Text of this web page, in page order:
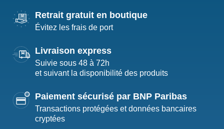
Retrait gratuit en boutique
Évitez les frais de port
Livraison express
Suivie sous 48 à 72h
et suivant la disponibilité des produits
Paiement sécurisé par BNP Paribas
Transactions protégées et données bancaires
cryptées